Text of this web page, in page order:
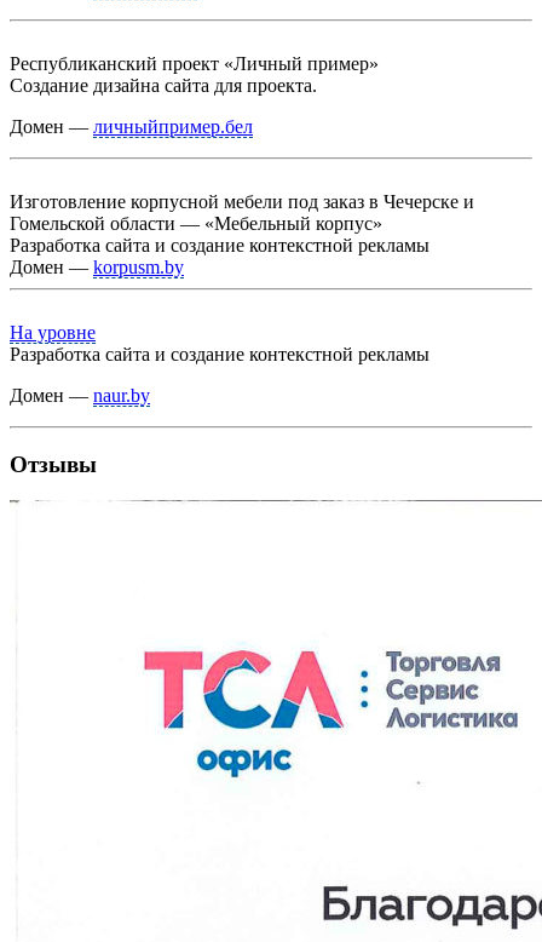
Республиканский проект «Личный пример»
Создание дизайна сайта для проекта.
Домен — личныйпример.бел
Изготовление корпусной мебели под заказ в Чечерске и
Гомельской области — «Мебельный корпус»
Разработка сайта и создание контекстной рекламы
Домен — korpusm.by
На уровне
Разработка сайта и создание контекстной рекламы
Домен — naur.by
Отзывы